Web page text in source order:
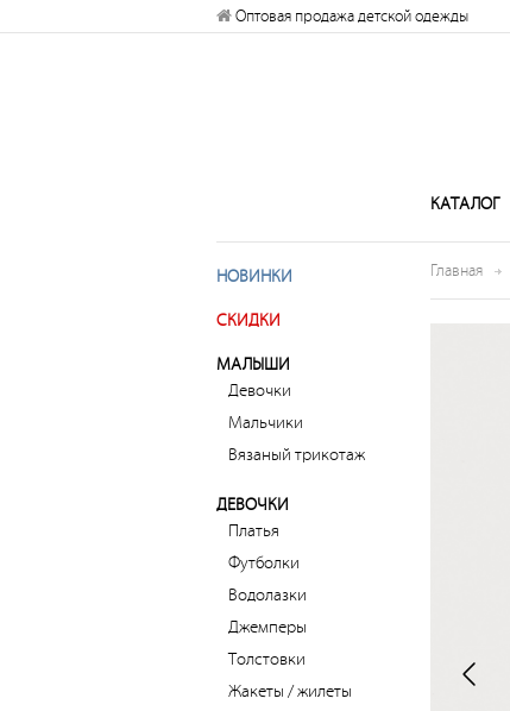
отправлять вам уведомления на
рабочий стол
Оптовая продажа детской одежды
КАТАЛОГ
НОВИНКИ
СКИДКИ
МАЛЫШИ
Девочки
Мальчики
Вязаный трикотаж
ДЕВОЧКИ
Платья
Футболки
Водолазки
Джемперы
Толстовки
Жакеты / жилеты
Главная